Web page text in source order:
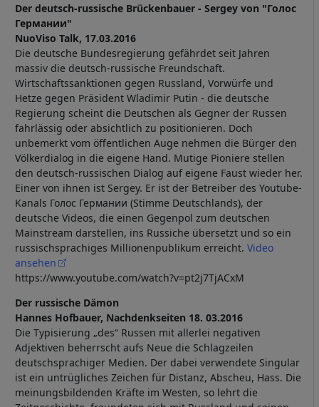
Der deutsch-russische Brückenbauer - Sergey von "Голос
Германии"
NuoViso Talk, 17.03.2016
Die deutsche Bundesregierung gefährdet seit Jahren
massiv die deutsch-russische Freundschaft.
Wirtschaftssanktionen gegen Russland, Vorwürfe und
Hetze gegen Präsident Wladimir Putin - die deutsche
Regierung scheint die Deutschen als Gegner der Russen
fahrlässig oder absichtlich zu positionieren. Doch
unbemerkt vom öffentlichen Auge nehmen die Bürger den
Völkerdialog in die eigene Hand. Mutige Pioniere stellen
den deutsch-russischen Dialog auf eigene Faust wieder her.
Einer von ihnen ist Sergey. Er ist der Betreiber des Youtube-
Kanals Голос Германии (Stimme Deutschlands), der
deutsche Videos, die einen Gegenpol zum deutschen
Mainstream darstellen, ins Russiche übersetzt und so ein
russischsprachiges Millionenpublikum erreicht. Video
ansehen
https://www.youtube.com/watch?v=pt2j7TjACxM
Der russische Dämon
Hannes Hofbauer, Nachdenkseiten 18. 03.2016
Die Typisierung „des“ Russen mit allerlei negativen
Adjektiven beherrscht aufs Neue die Schlagzeilen
deutschsprachiger Medien. Der dabei verwendete Singular
ist ein untrügliches Zeichen für Distanz, Abscheu, Hass. Die
meinungsbildenden Kräfte im Westen, so lehrt die